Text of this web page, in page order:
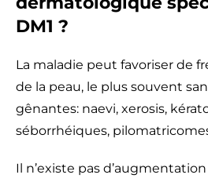
DM1 ?
La maladie peut favoriser de
de la peau, le plus souvent
gênantes: naevi, xerosis,
séborrhéiques,
Il n’existe pas